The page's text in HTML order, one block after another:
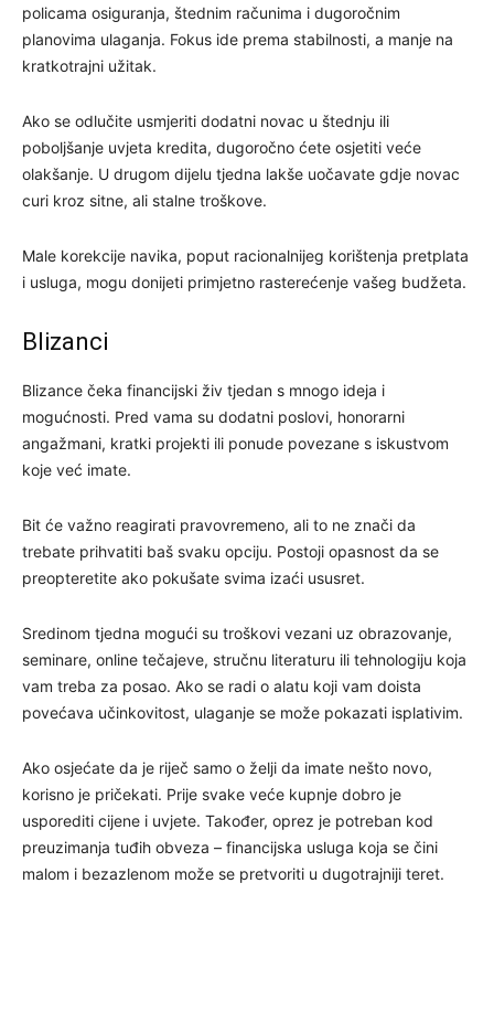
policama osiguranja, štednim računima i dugoročnim
planovima ulaganja. Fokus ide prema stabilnosti, a manje na
kratkotrajni užitak.
Ako se odlučite usmjeriti dodatni novac u štednju ili
poboljšanje uvjeta kredita, dugoročno ćete osjetiti veće
olakšanje. U drugom dijelu tjedna lakše uočavate gdje novac
curi kroz sitne, ali stalne troškove.
Male korekcije navika, poput racionalnijeg korištenja pretplata
i usluga, mogu donijeti primjetno rasterećenje vašeg budžeta.
Blizanci
Blizance čeka financijski živ tjedan s mnogo ideja i
mogućnosti. Pred vama su dodatni poslovi, honorarni
angažmani, kratki projekti ili ponude povezane s iskustvom
koje već imate.
Bit će važno reagirati pravovremeno, ali to ne znači da
trebate prihvatiti baš svaku opciju. Postoji opasnost da se
preopteretite ako pokušate svima izaći ususret.
Sredinom tjedna mogući su troškovi vezani uz obrazovanje,
seminare, online tečajeve, stručnu literaturu ili tehnologiju koja
vam treba za posao. Ako se radi o alatu koji vam doista
povećava učinkovitost, ulaganje se može pokazati isplativim.
Ako osjećate da je riječ samo o želji da imate nešto novo,
korisno je pričekati. Prije svake veće kupnje dobro je
usporediti cijene i uvjete. Također, oprez je potreban kod
preuzimanja tuđih obveza – financijska usluga koja se čini
malom i bezazlenom može se pretvoriti u dugotrajniji teret.